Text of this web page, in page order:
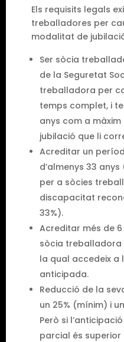
Els requisits legals
treballadores per
modalitat de
Ser sòcia
de la Seguretat
treballadora per
temps complet, i
anys com a
jubilació que li
Acreditar un
d’almenys 33
per a sòcies
discapacitat
33%).
Acreditar més de
sòcia
la qual accedeix a
anticipada.
Reducció de la
un 25% (mínim) i
Però si
parcial és superior